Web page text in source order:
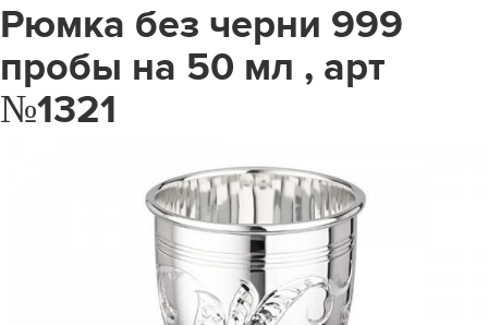
Рюмка без черни 999
пробы на 50 мл , арт
№1321